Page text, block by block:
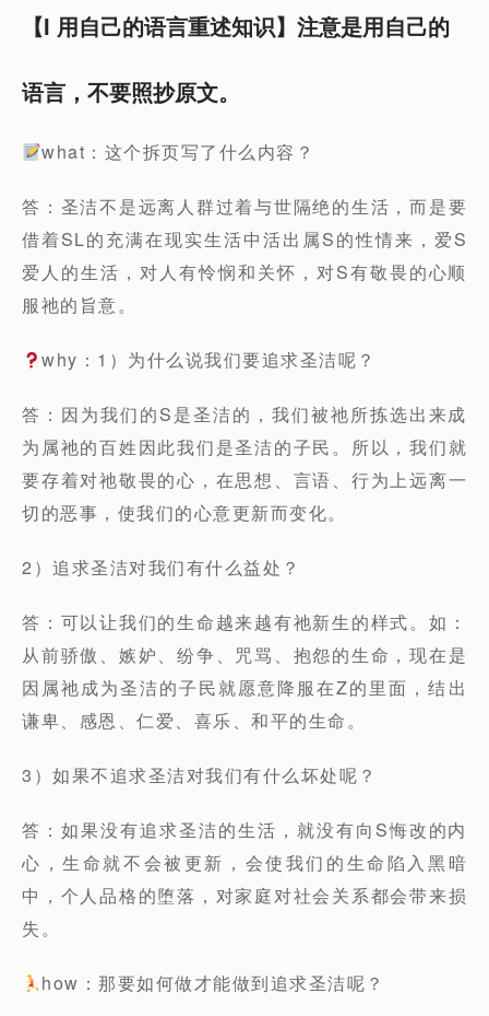
【I 用自己的语言重述知识】注意是用自己的
语言，不要照抄原文。
what：这个拆页写了什么内容？
答：圣洁不是远离人群过着与世隔绝的生活，而是要
借着SL的充满在现实生活中活出属S的性情来，爱S
爱人的生活，对人有怜悯和关怀，对S有敬畏的心顺
服祂的旨意。
why：1）为什么说我们要追求圣洁呢？
答：因为我们的S是圣洁的，我们被祂所拣选出来成
为属祂的百姓因此我们是圣洁的子民。所以，我们就
要存着对祂敬畏的心，在思想、言语、行为上远离一
切的恶事，使我们的心意更新而变化。
2）追求圣洁对我们有什么益处？
答：可以让我们的生命越来越有祂新生的样式。如：
从前骄傲、嫉妒、纷争、咒骂、抱怨的生命，现在是
因属祂成为圣洁的子民就愿意降服在Z的里面，结出
谦卑、感恩、仁爱、喜乐、和平的生命。
3）如果不追求圣洁对我们有什么坏处呢？
答：如果没有追求圣洁的生活，就没有向S悔改的内
心，生命就不会被更新，会使我们的生命陷入黑暗
中，个人品格的堕落，对家庭对社会关系都会带来损
失。
how：那要如何做才能做到追求圣洁呢？